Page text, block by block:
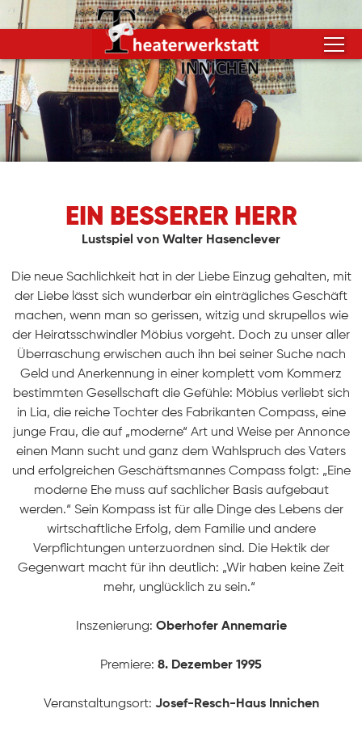
STARTSEITE
EIN BESSERER HERR
Lustspiel von Walter Hasenclever
Die neue Sachlichkeit hat in der Liebe Einzug gehalten, mit
der Liebe lässt sich wunderbar ein einträgliches Geschäft
machen, wenn man so gerissen, witzig und skrupellos wie
der Heiratsschwindler Möbius vorgeht. Doch zu unser aller
Überraschung erwischen auch ihn bei seiner Suche nach
Geld und Anerkennung in einer komplett vom Kommerz
bestimmten Gesellschaft die Gefühle: Möbius verliebt sich
in Lia, die reiche Tochter des Fabrikanten Compass, eine
junge Frau, die auf „moderne“ Art und Weise per Annonce
einen Mann sucht und ganz dem Wahlspruch des Vaters
und erfolgreichen Geschäftsmannes Compass folgt: „Eine
moderne Ehe muss auf sachlicher Basis aufgebaut
werden.“ Sein Kompass ist für alle Dinge des Lebens der
wirtschaftliche Erfolg, dem Familie und andere
Verpflichtungen unterzuordnen sind. Die Hektik der
Gegenwart macht für ihn deutlich: „Wir haben keine Zeit
mehr, unglücklich zu sein.“
Inszenierung: Oberhofer Annemarie
Premiere: 8. Dezember 1995
Veranstaltungsort: Josef-Resch-Haus Innichen